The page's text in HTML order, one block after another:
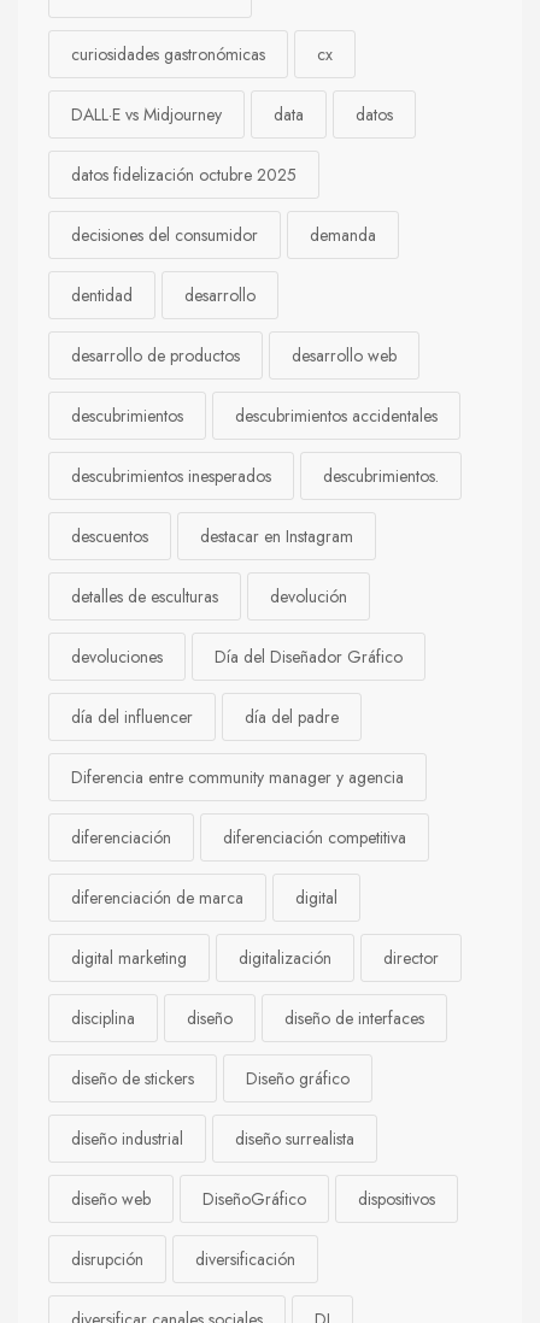
curiosidades gastronómicas cx
DALL·E vs Midjourney data datos
datos fidelización octubre 2025
decisiones del consumidor demanda
dentidad desarrollo
desarrollo de productos desarrollo web
descubrimientos descubrimientos accidentales
descubrimientos inesperados descubrimientos.
descuentos destacar en Instagram
detalles de esculturas devolución
devoluciones Día del Diseñador Gráfico
día del influencer día del padre
Diferencia entre community manager y agencia
diferenciación diferenciación competitiva
diferenciación de marca digital
digital marketing digitalización director
disciplina diseño diseño de interfaces
diseño de stickers Diseño gráfico
diseño industrial diseño surrealista
diseño web DiseñoGráfico dispositivos
disrupción diversificación